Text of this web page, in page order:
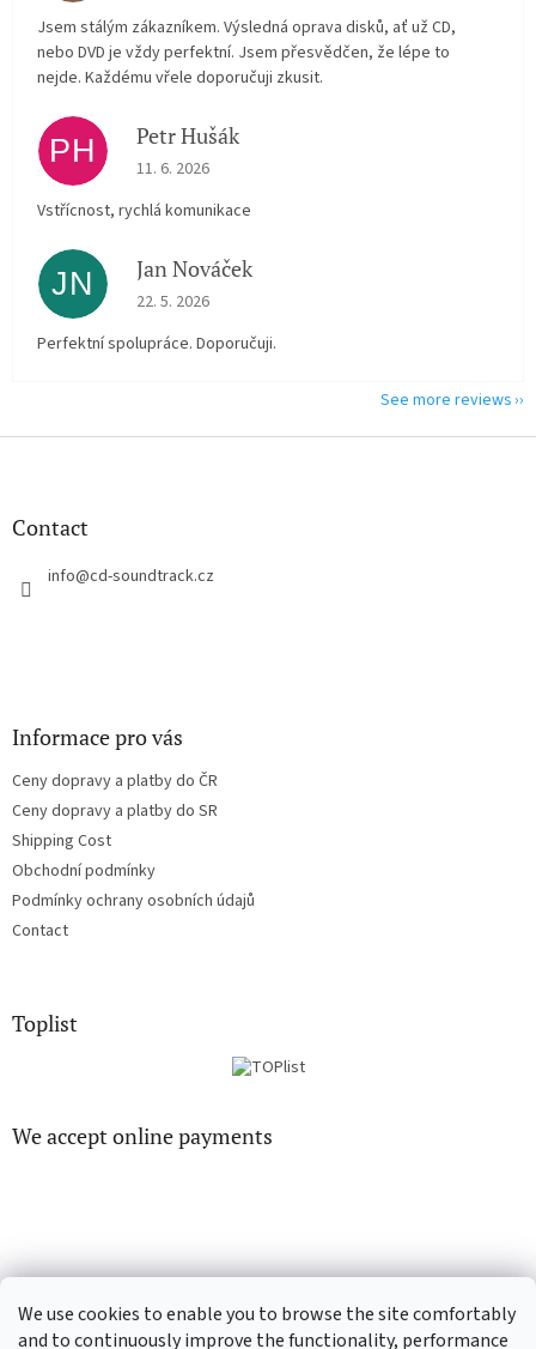
We use cookies to enable you to browse the site comfortably
and to continuously improve the functionality, performance
Jsem stálým zákazníkem. Výsledná oprava disků, ať už CD,
nebo DVD je vždy perfektní. Jsem přesvědčen, že lépe to
nejde. Každému vřele doporučuji zkusit.
PH Petr Hušák
The store rating is 5 out of 5 stars.
11. 6. 2026
Vstřícnost, rychlá komunikace
JN Jan Nováček
The store rating is 5 out of 5 stars.
22. 5. 2026
Perfektní spolupráce. Doporučuji.
See more reviews
F
Contact
info@cd-soundtrack.cz
Informace pro vás
Ceny dopravy a platby do ČR
Ceny dopravy a platby do SR
Shipping Cost
Obchodní podmínky
Podmínky ochrany osobních údajů
Contact
Toplist
We accept online payments